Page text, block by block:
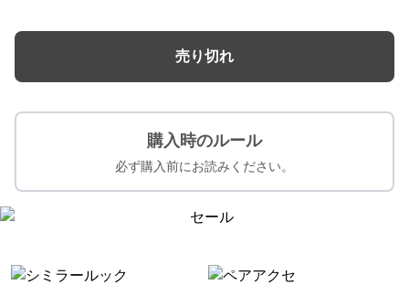
売り切れ
購入時のルール
必ず購入前にお読みください。